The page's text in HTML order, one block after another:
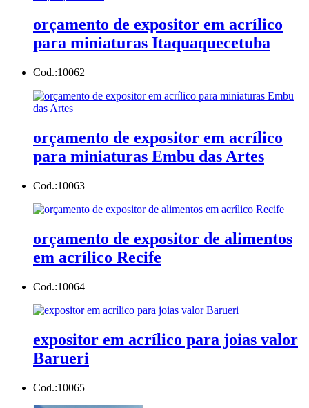
orçamento de expositor em acrílico
para miniaturas Itaquaquecetuba
Cod.:10062
orçamento de expositor em acrílico
para miniaturas Embu das Artes
Cod.:10063
orçamento de expositor de alimentos
em acrílico Recife
Cod.:10064
expositor em acrílico para joias valor
Barueri
Cod.:10065